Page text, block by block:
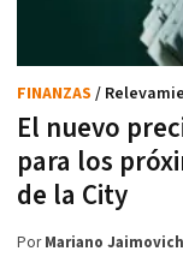
El nuevo
para los
de la City
FINANZAS /
PorMariano Jaimovich